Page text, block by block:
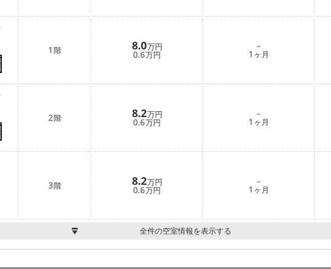
1 階 8.0万円
0.6万円
－
1 ヶ月
2階 8.2万円
0.6万円
－
1 ヶ月
3階 8.2万円
0.6万円
－
1 ヶ月
全件の空室情報を表示する